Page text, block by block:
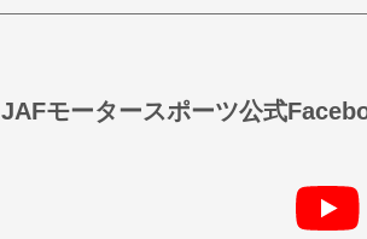
JAFモータースポーツ公式